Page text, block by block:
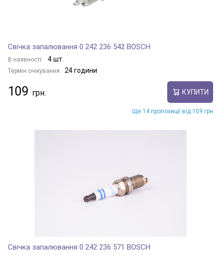
Свічка запалювання 0 242 236 542 BOSCH
В наявності: 4 шт.
Термін очікування: 24 години
109 КУПИТИ
Ще 14 пропозиції від 109 грн
Свічка запалювання 0 242 236 571 BOSCH